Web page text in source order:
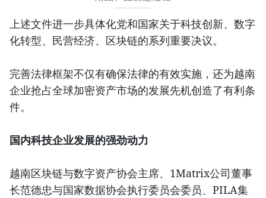
上述文件进一步具体化党和国家关于科技创新、数字
化转型、民营经济、区块链的系列重要决议。
完善法律框架不仅有确保法律的有效实施，还为越南
企业抢占全球加密资产市场的发展先机创造了有利条
件。
国内科技企业发展的强劲动力
越南区块链与数字资产协会主席、1Matrix公司董事
长范德忠与国家数据协会执行委员会委员、PILA集